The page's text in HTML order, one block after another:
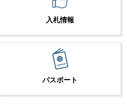
入札情報
パスポート